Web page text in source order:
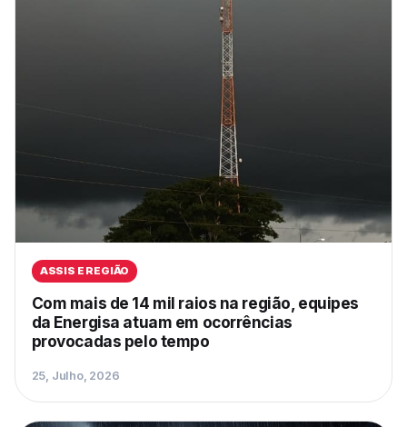
ASSIS E REGIÃO
Com mais de 14 mil raios na região, equipes
da Energisa atuam em ocorrências
provocadas pelo tempo
25, Julho, 2026